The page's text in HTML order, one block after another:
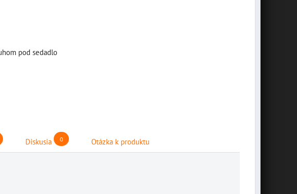
pod sedadlo
Diskusia 0 Otázka k produktu
box +